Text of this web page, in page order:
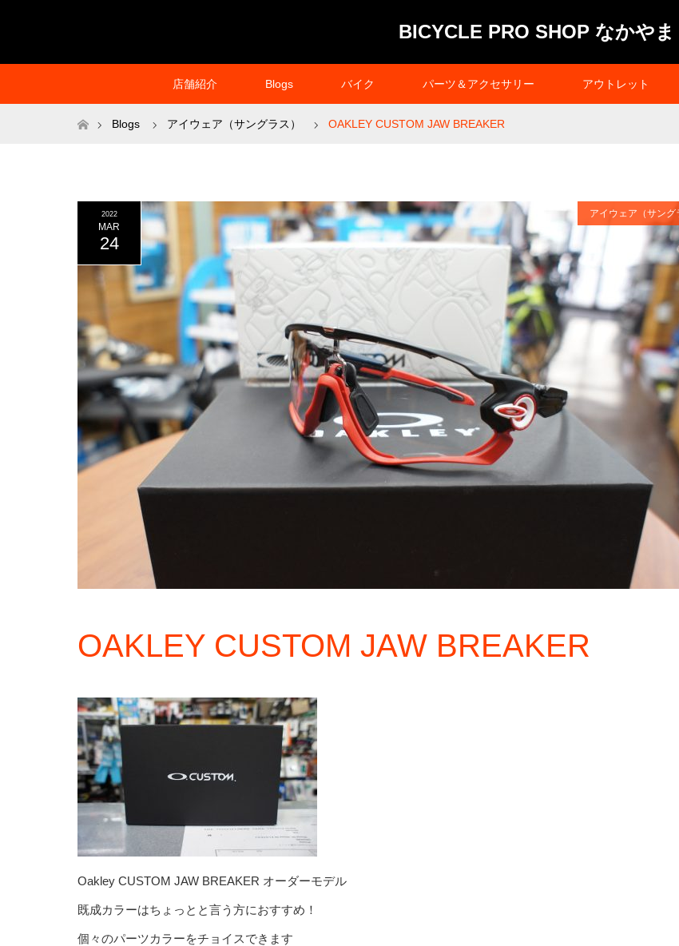
BICYCLE PRO SHOP なかやま
店舗紹介 Blogs バイク パーツ＆アクセサリー アウトレット
ホームBlogs アイウェア（サングラス） OAKLEY CUSTOM JAW BREAKER
2022
MAR
24
アイウェア（サング
OAKLEY CUSTOM JAW BREAKER
Oakley CUSTOM JAW BREAKER オーダーモデル
既成カラーはちょっとと言う方におすすめ！
個々のパーツカラーをチョイスできます